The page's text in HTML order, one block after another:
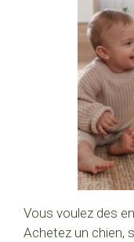
Vous voulez des
Achetez un chien,